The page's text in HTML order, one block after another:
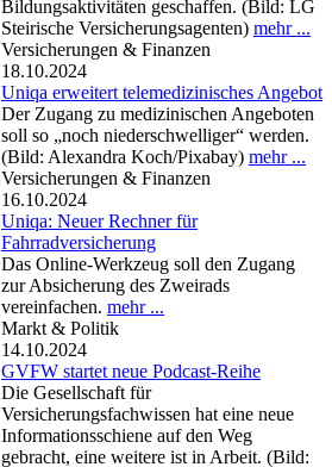
Bildungsaktivitäten geschaffen. (Bild: LG
Steirische Versicherungsagenten) mehr ...
Versicherungen & Finanzen
18.10.2024
Uniqa erweitert telemedizinisches Angebot
Der Zugang zu medizinischen Angeboten
soll so „noch niederschwelliger“ werden.
(Bild: Alexandra Koch/Pixabay) mehr ...
Versicherungen & Finanzen
16.10.2024
Uniqa: Neuer Rechner für
Fahrradversicherung
Das Online-Werkzeug soll den Zugang
zur Absicherung des Zweirads
vereinfachen. mehr ...
Markt & Politik
14.10.2024
GVFW startet neue Podcast-Reihe
Die Gesellschaft für
Versicherungsfachwissen hat eine neue
Informationsschiene auf den Weg
gebracht, eine weitere ist in Arbeit. (Bild: